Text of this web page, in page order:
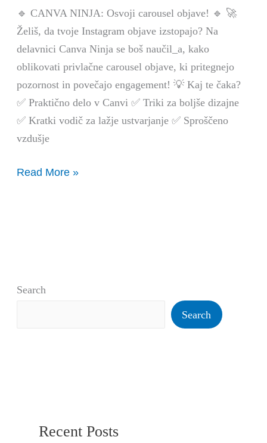
🔹 CANVA NINJA: Osvoji carousel objave! 🔹 🚀
Želiš, da tvoje Instagram objave izstopajo? Na
delavnici Canva Ninja se boš naučil_a, kako
oblikovati privlačne carousel objave, ki pritegnejo
pozornost in povečajo engagement! 💡 Kaj te čaka?
✅ Praktično delo v Canvi ✅ Triki za boljše dizajne
✅ Kratki vodič za lažje ustvarjanje ✅ Sproščeno
vzdušje
objave!
Read More »
Search
Search
Recent Posts